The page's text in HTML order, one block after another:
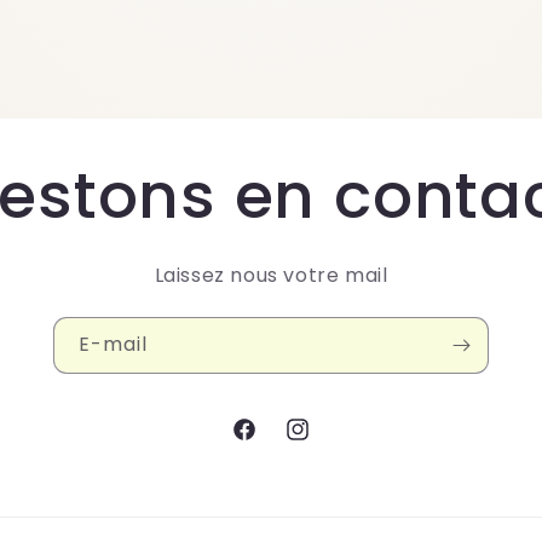
en
Laissez nous votre mail
E-mail
FacebookInstagram